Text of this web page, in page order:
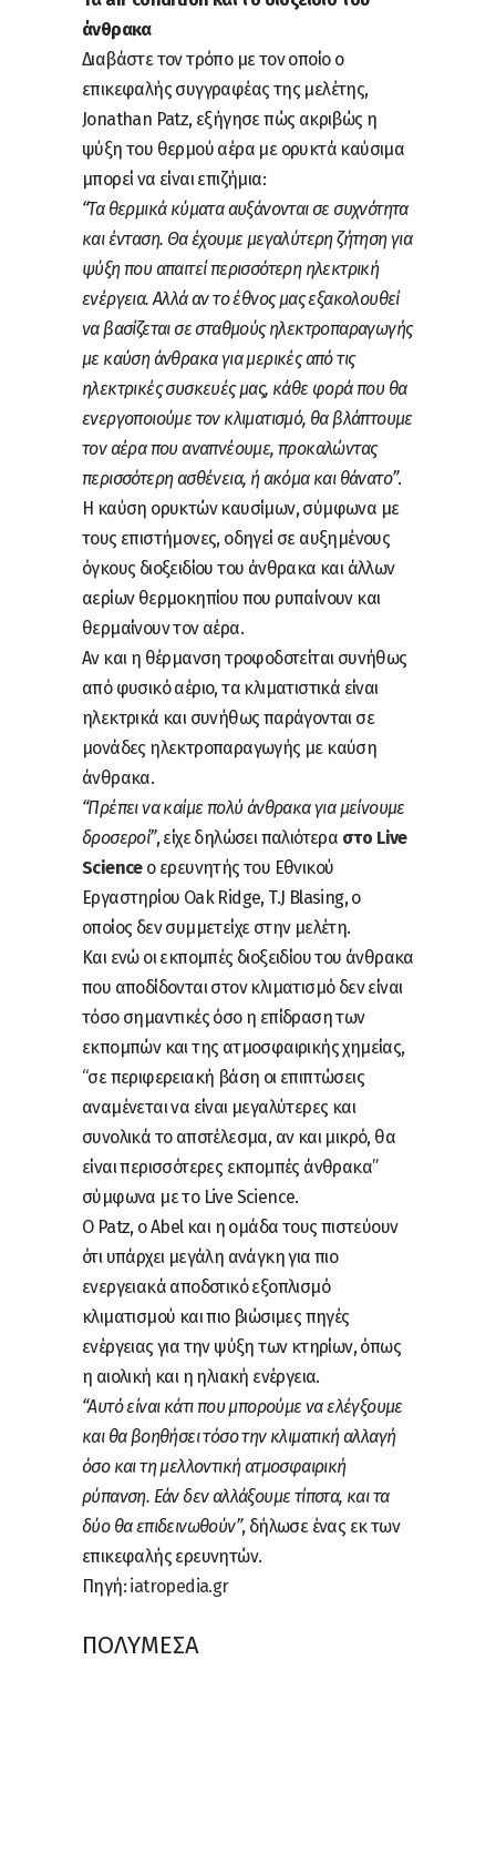
άνθρακα
Διαβάστε τον τρόπο με τον οποίο ο
επικεφαλής συγγραφέας της μελέτης,
Jonathan Patz, εξήγησε πώς ακριβώς η
ψύξη του θερμού αέρα με ορυκτά καύσιμα
μπορεί να είναι επιζήμια:
“Τα θερμικά κύματα αυξάνονται σε συχνότητα
και ένταση. Θα έχουμε μεγαλύτερη ζήτηση για
ψύξη που απαιτεί περισσότερη ηλεκτρική
ενέργεια. Αλλά αν το έθνος μας εξακολουθεί
να βασίζεται σε σταθμούς ηλεκτροπαραγωγής
με καύση άνθρακα για μερικές από τις
ηλεκτρικές συσκευές μας, κάθε φορά που θα
ενεργοποιούμε τον κλιματισμό, θα βλάπτουμε
τον αέρα που αναπνέουμε, προκαλώντας
περισσότερη ασθένεια, ή ακόμα και θάνατο”.
Η καύση ορυκτών καυσίμων, σύμφωνα με
τους επιστήμονες, οδηγεί σε αυξημένους
όγκους διοξειδίου του άνθρακα και άλλων
αερίων θερμοκηπίου που ρυπαίνουν και
θερμαίνουν τον αέρα.
Αν και η θέρμανση τροφοδοτείται συνήθως
από φυσικό αέριο, τα κλιματιστικά είναι
ηλεκτρικά και συνήθως παράγονται σε
μονάδες ηλεκτροπαραγωγής με καύση
άνθρακα.
“Πρέπει να καίμε πολύ άνθρακα για μείνουμε
δροσεροί”, είχε δηλώσει παλιότερα στο Live
Scienceο ερευνητής του Εθνικού
Εργαστηρίου Oak Ridge, T.J Blasing, ο
οποίος δεν συμμετείχε στην μελέτη.
Και ενώ οι εκπομπές διοξειδίου του άνθρακα
που αποδίδονται στον κλιματισμό δεν είναι
τόσο σημαντικές όσο η επίδραση των
εκπομπών και της ατμοσφαιρικής χημείας,
“σε περιφερειακή βάση οι επιπτώσεις
αναμένεται να είναι μεγαλύτερες και
συνολικά το αποτέλεσμα, αν και μικρό, θα
είναι περισσότερες εκπομπές άνθρακα”
σύμφωνα με το Live Science.
Ο Patz, ο Abel και η ομάδα τους πιστεύουν
ότι υπάρχει μεγάλη ανάγκη για πιο
ενεργειακά αποδοτικό εξοπλισμό
κλιματισμού και πιο βιώσιμες πηγές
ενέργειας για την ψύξη των κτηρίων, όπως
η αιολική και η ηλιακή ενέργεια.
“Αυτό είναι κάτι που μπορούμε να ελέγξουμε
και θα βοηθήσει τόσο την κλιματική αλλαγή
όσο και τη μελλοντική ατμοσφαιρική
ρύπανση. Εάν δεν αλλάξουμε τίποτα, και τα
δύο θα επιδεινωθούν”, δήλωσε ένας εκ των
επικεφαλής ερευνητών.
Πηγή: iatropedia.gr
ΠΟΛΥΜΕΣΑ